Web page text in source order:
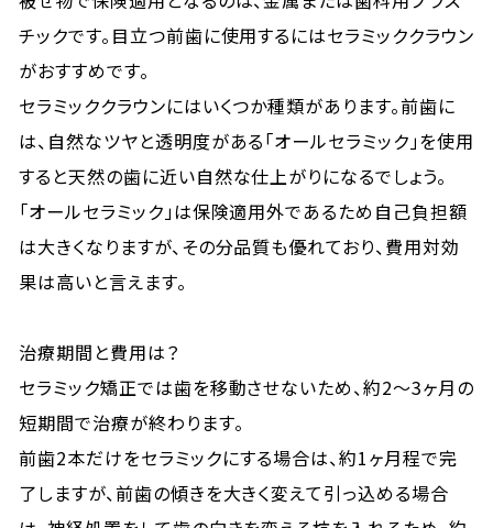
チックです。目立つ前歯に使用するにはセラミッククラウン
がおすすめです。
セラミッククラウンにはいくつか種類があります。前歯に
は、自然なツヤと透明度がある「オールセラミック」を使用
すると天然の歯に近い自然な仕上がりになるでしょう。
「オールセラミック」は保険適用外であるため自己負担額
は大きくなりますが、その分品質も優れており、費用対効
果は高いと言えます。
治療期間と費用は？
セラミック矯正では歯を移動させないため、約2〜3ヶ月の
短期間で治療が終わります。
前歯2本だけをセラミックにする場合は、約1ヶ月程で完
了しますが、前歯の傾きを大きく変えて引っ込める場合